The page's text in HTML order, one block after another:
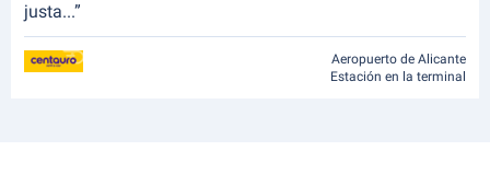
justa...”
Aeropuerto de Alicante
Estación en la terminal